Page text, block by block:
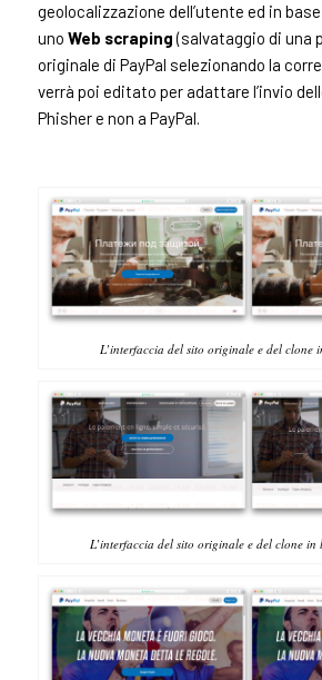
geolocalizzazione dell’utente ed in
uno Web scraping(salvataggio di una
originale di PayPal selezionando la
verrà poi editato per adattare l’invio
Phisher e non a PayPal.
L’interfaccia del sito originale e del clone
L’interfaccia del sito originale e del clone in